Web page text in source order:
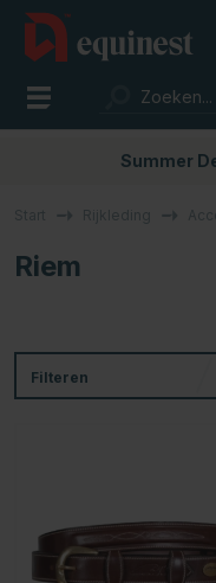
Summer
Riem
Filteren